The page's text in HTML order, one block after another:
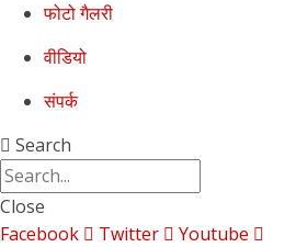
फोटो गैलरी
वीडियो
संपर्क
Search
Close
Facebook
Twitter Youtube